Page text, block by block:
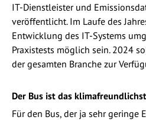
IT-Dienstleister und
veröffentlicht. Im Laufe des
Entwicklung des IT-Systems
Praxistests möglich sein. 2024
der gesamten Branche zur
Der Bus ist das
Für den Bus, der ja sehr geringe